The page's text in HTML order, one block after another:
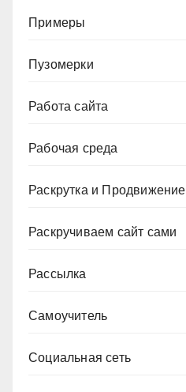
Примеры
Пузомерки
Работа сайта
Рабочая среда
Раскрутка и Продвижение
Раскручиваем сайт сами
Рассылка
Самоучитель
Социальная сеть